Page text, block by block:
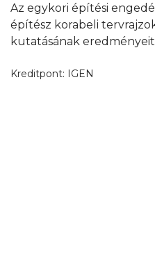
Az egykori építési
építész korabeli
kutatásának
Kreditpont: IGEN